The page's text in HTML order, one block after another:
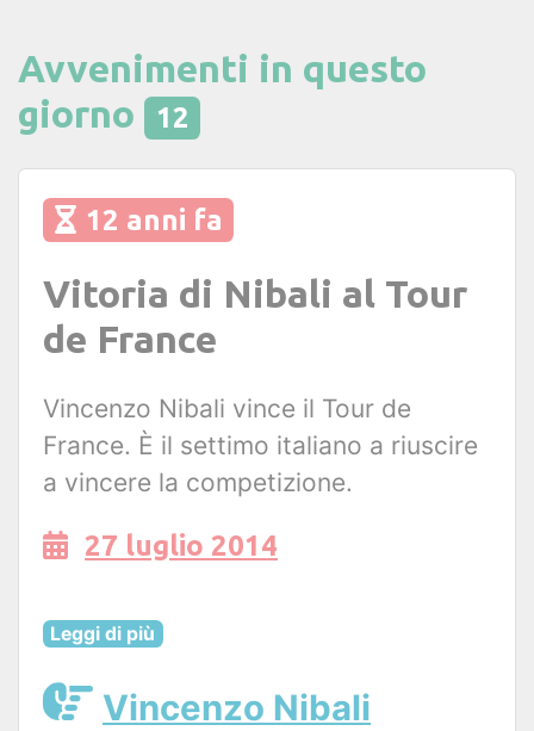
Avvenimenti in questo
giorno
12
12 anni fa
Vitoria di Nibali al Tour
de France
Vincenzo Nibali vince il Tour de
France. È il settimo italiano a riuscire
a vincere la competizione.
27 luglio 2014
Leggi di più
Vincenzo Nibali